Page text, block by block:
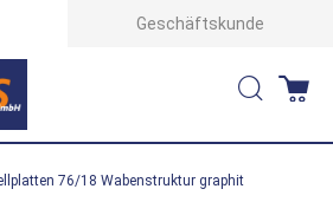
Geschäftskunde
Suche
76/18 Wabenstruktur graphit